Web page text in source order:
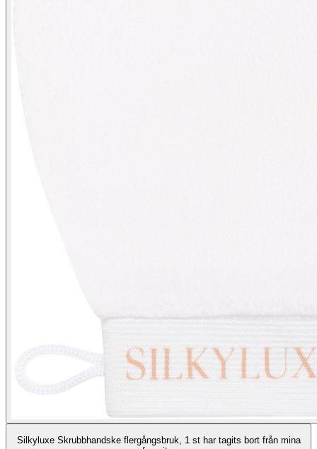
Silkyluxe Skrubbhandske flergångsbruk, 1 st har tagits bort från mina